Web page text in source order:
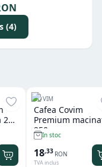
(4)
COVIM
Cafea Covim
Premium
250 gr
In stoc
18,33 RON
TVA inclus